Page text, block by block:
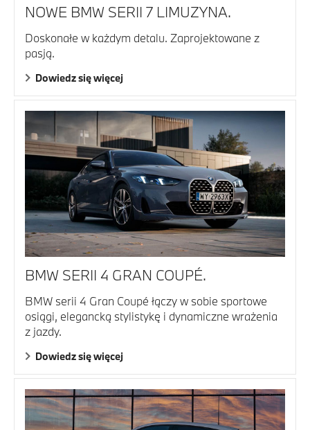
NOWE BMW SERII 7 LIMUZYNA.
Doskonałe w każdym detalu. Zaprojektowane z
pasją.
Dowiedz się więcej
BMW SERII 4 GRAN COUPÉ.
BMW serii 4 Gran Coupé łączy w sobie sportowe
osiągi, elegancką stylistykę i dynamiczne wrażenia
z jazdy.
Dowiedz się więcej